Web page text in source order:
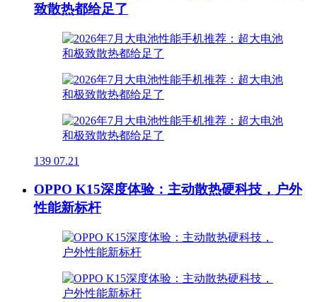
致散热都给足了
139 07.21
OPPO K15深度体验：主动散热硬科技，户外
性能新标杆